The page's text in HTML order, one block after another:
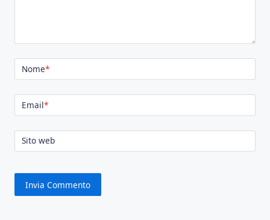
Nome*
Email*
Sito web